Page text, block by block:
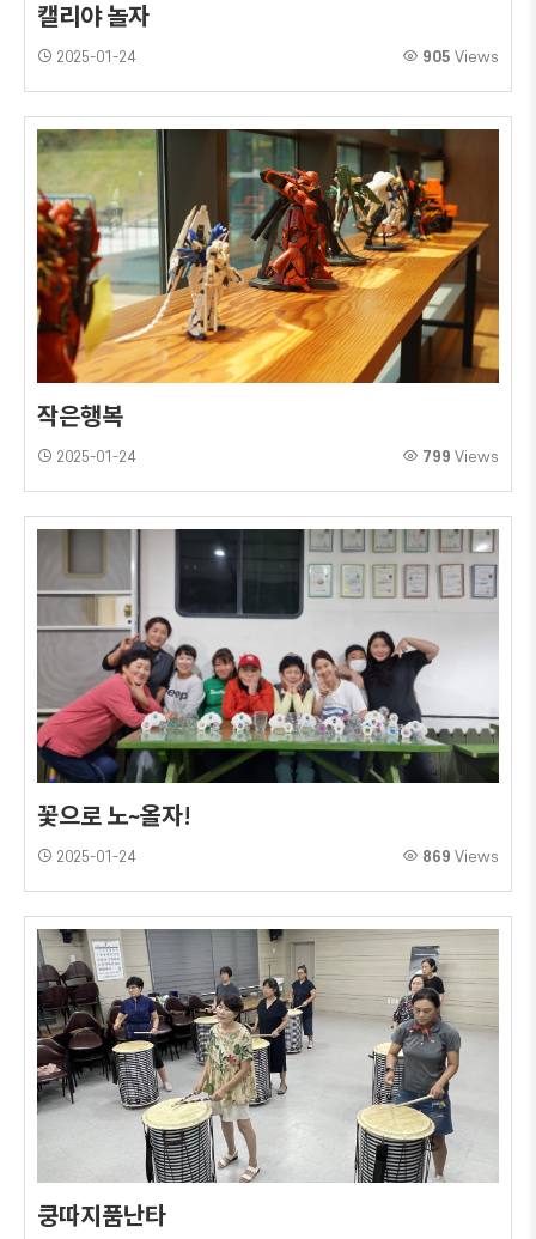
캘리야 놀자
2025-01-24 905 Views
작은행복
2025-01-24 799 Views
꽃으로 노~올자!
2025-01-24 869 Views
쿵따지품난타